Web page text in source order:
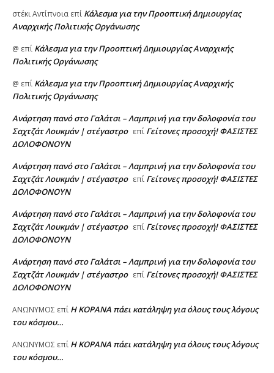
στέκι Αντίπνοια επί Κάλεσμα για την Προοπτική Δημιουργίας
Αναρχικής Πολιτικής Οργάνωσης
@ επί Κάλεσμα για την Προοπτική Δημιουργίας Αναρχικής
Πολιτικής Οργάνωσης
@ επί Κάλεσμα για την Προοπτική Δημιουργίας Αναρχικής
Πολιτικής Οργάνωσης
Ανάρτηση πανό στο Γαλάτσι – Λαμπρινή για την δολοφονία του
Σαχτζάτ Λουκμάν | στέγαστρο επί Γείτονες προσοχή! ΦΑΣΙΣΤΕΣ
ΔΟΛΟΦΟΝΟΥΝ
Ανάρτηση πανό στο Γαλάτσι – Λαμπρινή για την δολοφονία του
Σαχτζάτ Λουκμάν | στέγαστρο επί Γείτονες προσοχή! ΦΑΣΙΣΤΕΣ
ΔΟΛΟΦΟΝΟΥΝ
Ανάρτηση πανό στο Γαλάτσι – Λαμπρινή για την δολοφονία του
Σαχτζάτ Λουκμάν | στέγαστρο επί Γείτονες προσοχή! ΦΑΣΙΣΤΕΣ
ΔΟΛΟΦΟΝΟΥΝ
Ανάρτηση πανό στο Γαλάτσι – Λαμπρινή για την δολοφονία του
Σαχτζάτ Λουκμάν | στέγαστρο επί Γείτονες προσοχή! ΦΑΣΙΣΤΕΣ
ΔΟΛΟΦΟΝΟΥΝ
AΝΩΝΥΜΟΣ επί Η KOPANA πάει κατάληψη για όλους τους λόγους
του κόσμου…
AΝΩΝΥΜΟΣ επί Η KOPANA πάει κατάληψη για όλους τους λόγους
του κόσμου…